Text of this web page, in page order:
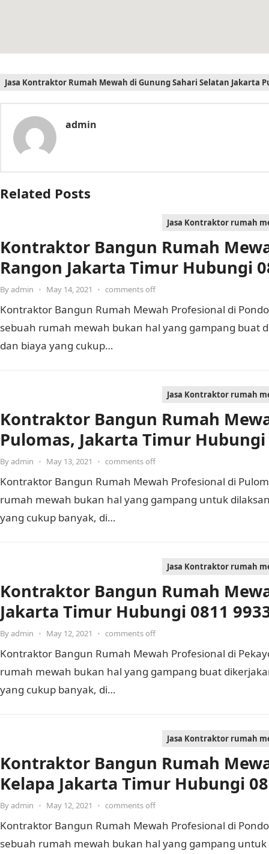
Jasa Kontraktor Rumah Mewah di Gunung Sahari Selatan Jakarta
admin
Related Posts
Jasa Kontraktor rumah
Kontraktor Bangun Rumah
Rangon Jakarta Timur Hubungi
Byadmin • May 14, 2021 • comments off
Kontraktor Bangun Rumah Mewah Profesional di
sebuah rumah mewah bukan hal yang gampang buat
dan biaya yang cukup…
Jasa Kontraktor rumah
Kontraktor Bangun Rumah
Pulomas, Jakarta Timur Hubungi
Byadmin • May 13, 2021 • comments off
Kontraktor Bangun Rumah Mewah Profesional di
rumah mewah bukan hal yang gampang untuk
yang cukup banyak, di…
Jasa Kontraktor rumah
Kontraktor Bangun Rumah
Jakarta Timur Hubungi 0811
Byadmin • May 12, 2021 • comments off
Kontraktor Bangun Rumah Mewah Profesional di
rumah mewah bukan hal yang gampang buat
yang cukup banyak, di…
Jasa Kontraktor rumah
Kontraktor Bangun Rumah
Kelapa Jakarta Timur Hubungi
Byadmin • May 12, 2021 • comments off
Kontraktor Bangun Rumah Mewah Profesional di
sebuah rumah mewah bukan hal yang gampang